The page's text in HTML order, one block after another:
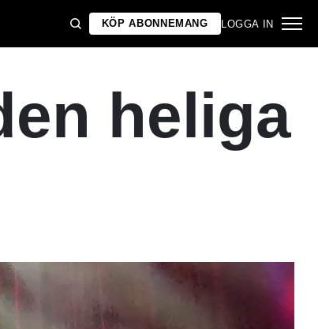
KÖP ABONNEMANG LOGGA IN
heliga